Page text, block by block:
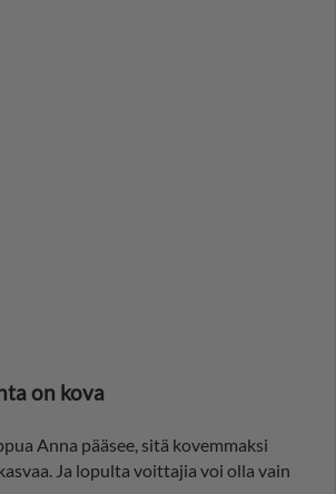
on kova
Anna pääsee, sitä kovemmaksi
Ja lopulta voittajia voi olla vain